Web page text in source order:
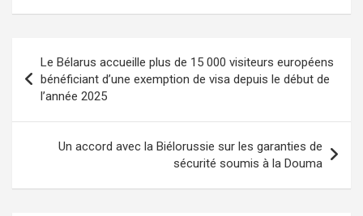
de
l’article
Le Bélarus accueille plus de 15 000 visiteurs européens
bénéficiant d’une exemption de visa depuis le début de
l’année 2025
Un accord avec la Biélorussie sur les garanties de
sécurité soumis à la Douma